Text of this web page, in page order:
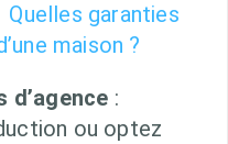
Quelles garanties
maison ?
d’agence :
ou optez